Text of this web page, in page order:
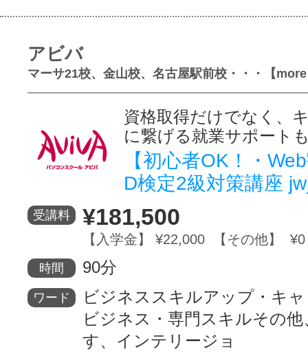
アビバ
マーサ21校、金山校、名古屋駅前校・・・【
資格取得だけでなく、
に繋げる就業サポート
【初心者OK！・
D検定2級対策講座
受講料 ¥181,500
【入学金】 ¥22,000 【その他】 ¥0
時間 90分
ワード
ビジネススキルアップ・キ
ビジネス・専門スキルその
す、インテリージョ